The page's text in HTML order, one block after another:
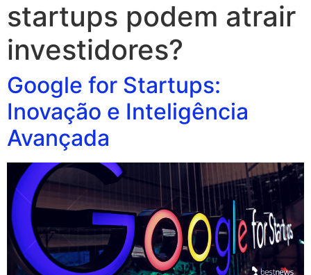
startups podem atrair
investidores?
Google for Startups:
Inovação e Inteligência
Avançada